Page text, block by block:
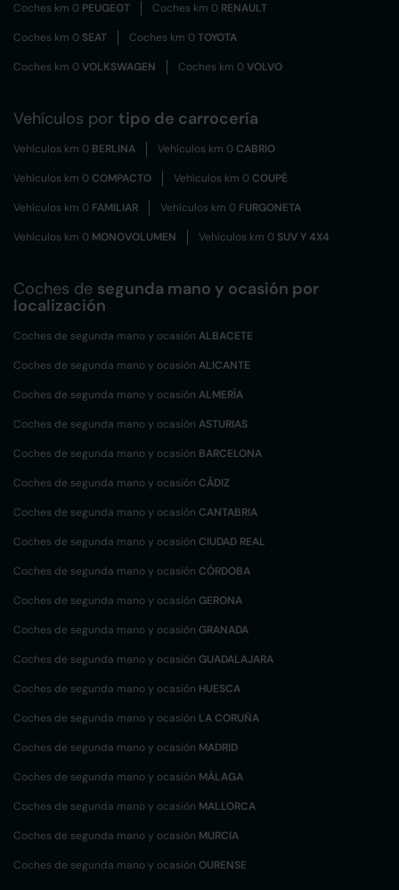
Coches km 0 PEUGEOT Coches km 0 RENAULT
Coches km 0 SEAT Coches km 0TOYOTA
Coches km 0VOLKSWAGEN Coches km 0VOLVO
Vehículos por tipo de carrocería
Vehículos km 0 BERLINA Vehículos km 0CABRIO
Vehículos km 0COMPACTO Vehículos km 0COUPÉ
Vehículos km 0 FAMILIAR Vehículos km 0 FURGONETA
Vehículos km 0 MONOVOLUMEN Vehículos km 0 SUV Y 4X4
Coches de segunda mano y ocasión por
localización
Coches de segunda mano y ocasión ALBACETE
Coches de segunda mano y ocasión ALICANTE
Coches de segunda mano y ocasión ALMERÍA
Coches de segunda mano y ocasión ASTURIAS
Coches de segunda mano y ocasión BARCELONA
Coches de segunda mano y ocasión CÁDIZ
Coches de segunda mano y ocasión CANTABRIA
Coches de segunda mano y ocasión CIUDAD REAL
Coches de segunda mano y ocasión CÓRDOBA
Coches de segunda mano y ocasión GERONA
Coches de segunda mano y ocasión GRANADA
Coches de segunda mano y ocasión GUADALAJARA
Coches de segunda mano y ocasión HUESCA
Coches de segunda mano y ocasión LA CORUÑA
Coches de segunda mano y ocasión MADRID
Coches de segunda mano y ocasión MÁLAGA
Coches de segunda mano y ocasión MALLORCA
Coches de segunda mano y ocasión MURCIA
Coches de segunda mano y ocasión OURENSE